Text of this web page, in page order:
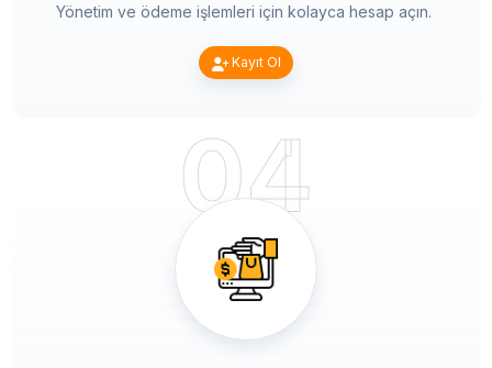
Yönetim ve ödeme işlemleri için kolayca hesap açın.
Kayıt Ol
04